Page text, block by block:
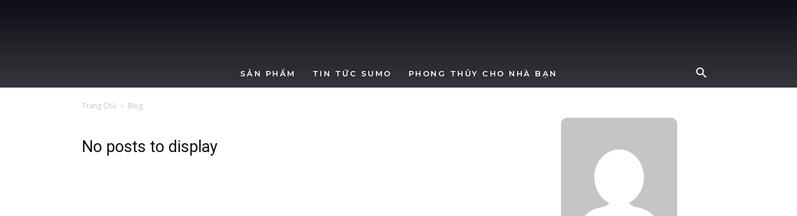
SẢN PHẨM TIN TỨC SUMO PHONG THỦY CHO NHÀ BẠN
Trang Chủ Blog
No posts to display